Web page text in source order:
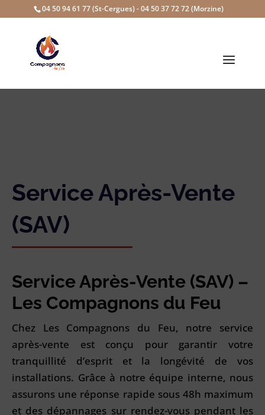
04 50 94 61 77 (St-Cergues) - 04 50 37 72 72 (Morzine)
Service Après-Vente
(SAV)
Service Après-Vente (SAV) –
Les Compagnons du Feu
Chez Les Compagnons du Feu, notre service
après-vente est conçu pour garantir votre
tranquillité d’esprit et la longévité de vos
installations. Grâce à notre équipe interne, nous
assurons une réponse rapide sous 48h maximum
et des dépannages sur rendez-vous pendant les